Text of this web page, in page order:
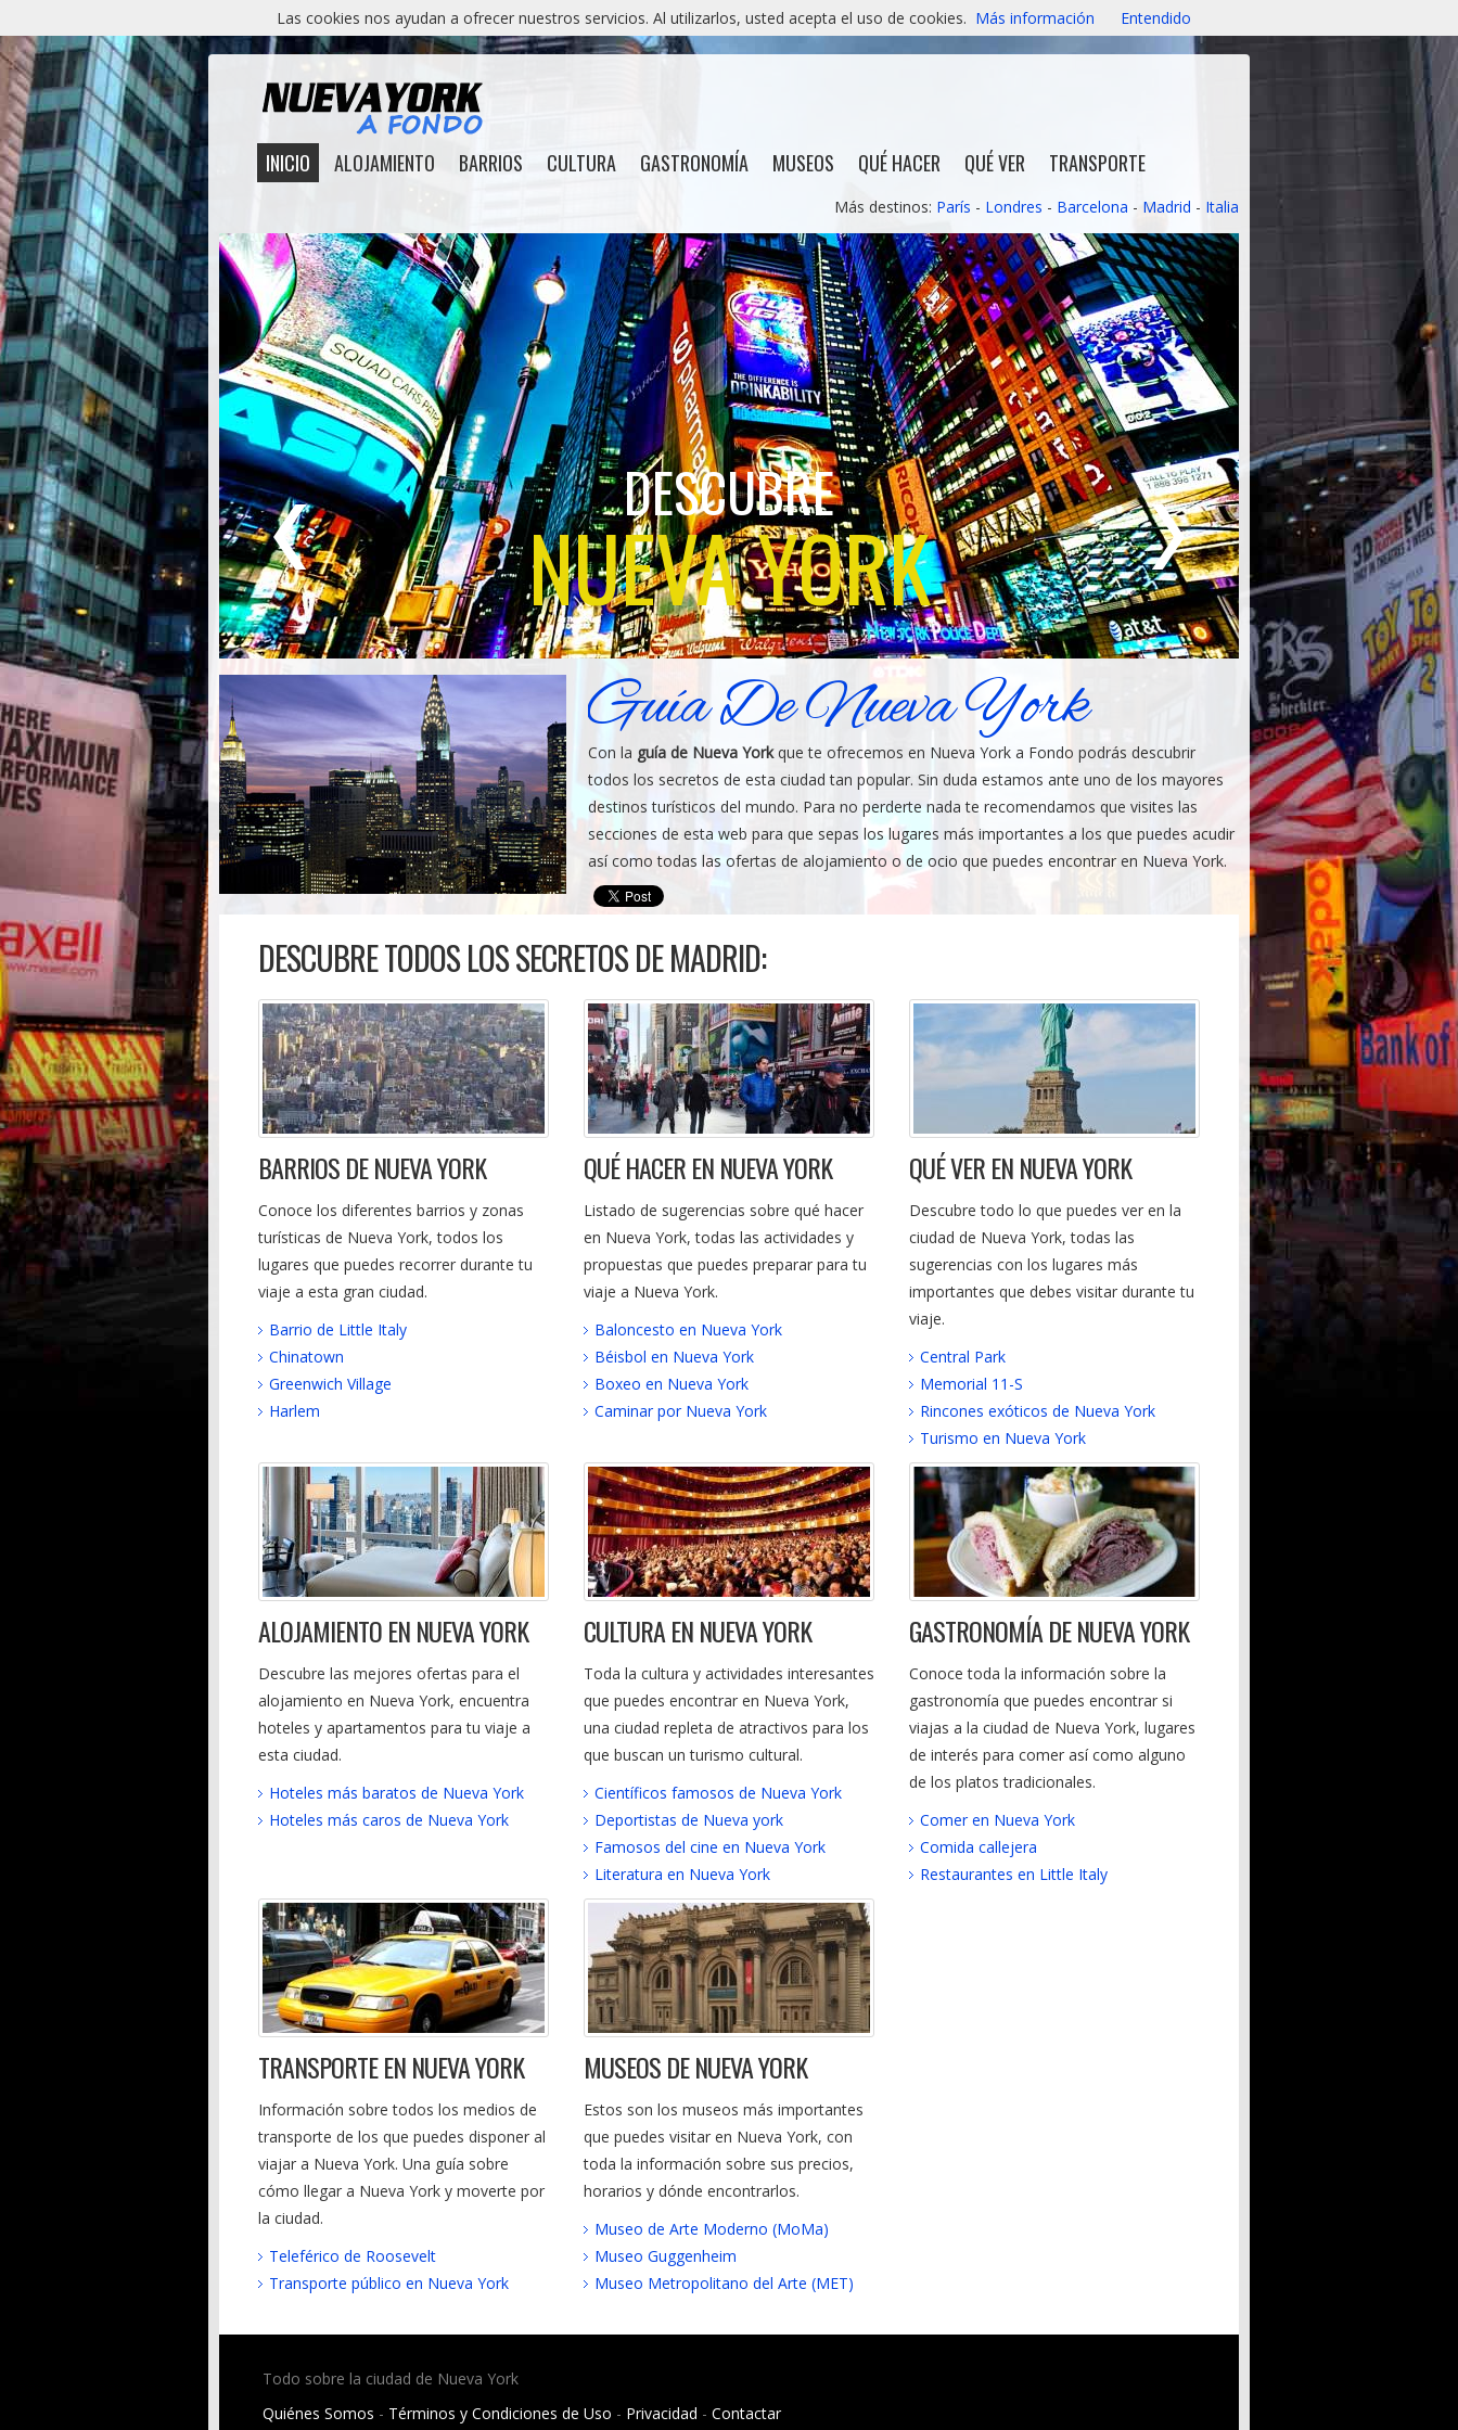
INICIO ALOJAMIENTO BARRIOS CULTURA GASTRONOMÍA MUSEOS QUÉ HACER QUÉ VER TRANSPORTE
Más destinos: París - Londres - Barcelona - Madrid - Italia
DESCUBRE
NUEVA YORK
Guía De Nueva York
Con la guía de Nueva Yorkque te ofrecemos en Nueva York a Fondo podrás descubrir
todos los secretos de esta ciudad tan popular. Sin duda estamos ante uno de los mayores
destinos turísticos del mundo. Para no perderte nada te recomendamos que visites las
secciones de esta web para que sepas los lugares más importantes a los que puedes acudir
así como todas las ofertas de alojamiento o de ocio que puedes encontrar en Nueva York.
DESCUBRE TODOS LOS SECRETOS DE MADRID:
BARRIOS DE NUEVA YORK
Conoce los diferentes barrios y zonas
turísticas de Nueva York, todos los
lugares que puedes recorrer durante tu
viaje a esta gran ciudad.
Barrio de Little Italy
Chinatown
Greenwich Village
Harlem
QUÉ HACER EN NUEVA YORK
Listado de sugerencias sobre qué hacer
en Nueva York, todas las actividades y
propuestas que puedes preparar para tu
viaje a Nueva York.
Baloncesto en Nueva York
Béisbol en Nueva York
Boxeo en Nueva York
Caminar por Nueva York
QUÉ VER EN NUEVA YORK
Descubre todo lo que puedes ver en la
ciudad de Nueva York, todas las
sugerencias con los lugares más
importantes que debes visitar durante tu
viaje.
Central Park
Memorial 11-S
Rincones exóticos de Nueva York
Turismo en Nueva York
ALOJAMIENTO EN NUEVA YORK
Descubre las mejores ofertas para el
alojamiento en Nueva York, encuentra
hoteles y apartamentos para tu viaje a
esta ciudad.
Hoteles más baratos de Nueva York
Hoteles más caros de Nueva York
CULTURA EN NUEVA YORK
Toda la cultura y actividades interesantes
que puedes encontrar en Nueva York,
una ciudad repleta de atractivos para los
que buscan un turismo cultural.
Científicos famosos de Nueva York
Deportistas de Nueva york
Famosos del cine en Nueva York
Literatura en Nueva York
GASTRONOMÍA DE NUEVA YORK
Conoce toda la información sobre la
gastronomía que puedes encontrar si
viajas a la ciudad de Nueva York, lugares
de interés para comer así como alguno
de los platos tradicionales.
Comer en Nueva York
Comida callejera
Restaurantes en Little Italy
TRANSPORTE EN NUEVA YORK
Información sobre todos los medios de
transporte de los que puedes disponer al
viajar a Nueva York. Una guía sobre
cómo llegar a Nueva York y moverte por
la ciudad.
Teleférico de Roosevelt
Transporte público en Nueva York
MUSEOS DE NUEVA YORK
Estos son los museos más importantes
que puedes visitar en Nueva York, con
toda la información sobre sus precios,
horarios y dónde encontrarlos.
Museo de Arte Moderno (MoMa)
Museo Guggenheim
Museo Metropolitano del Arte (MET)
Todo sobre la ciudad de Nueva York
Quiénes Somos - Términos y Condiciones de Uso - Privacidad - Contactar
Las cookies nos ayudan a ofrecer nuestros servicios. Al utilizarlos, usted acepta el uso de cookies. Más información Entendido